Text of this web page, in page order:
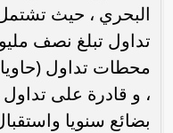
البحري ، حيث
محطات تداول